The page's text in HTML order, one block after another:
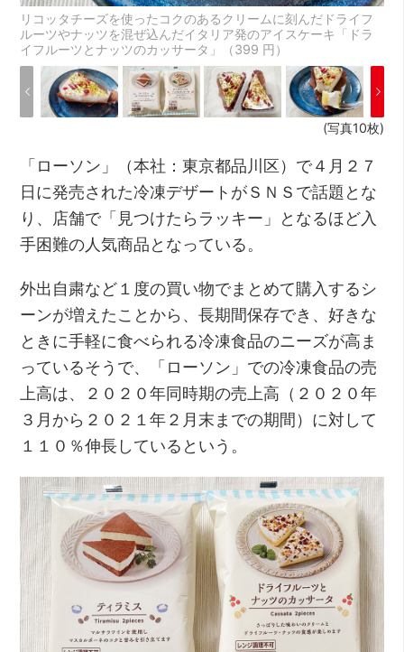
リコッタチーズを使ったコクのあるクリームに刻んだドライフ
ルーツやナッツを混ぜ込んだイタリア発のアイスケーキ「ドラ
イフルーツとナッツのカッサータ」（399 円）
(写真10枚)
「ローソン」（本社：東京都品川区）で４月２７
日に発売された冷凍デザートがＳＮＳで話題とな
り、店舗で「見つけたらラッキー」となるほど入
手困難の人気商品となっている。
外出自粛など１度の買い物でまとめて購入するシ
ーンが増えたことから、長期間保存でき、好きな
ときに手軽に食べられる冷凍食品のニーズが高ま
っているそうで、「ローソン」での冷凍食品の売
上高は、２０２０年同時期の売上高（２０２０年
３月から２０２１年２月末までの期間）に対して
１１０％伸長しているという。